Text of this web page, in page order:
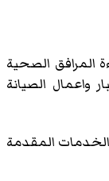
المرافق الصحية
واعمال الصيانة
الخدمات المقدمة